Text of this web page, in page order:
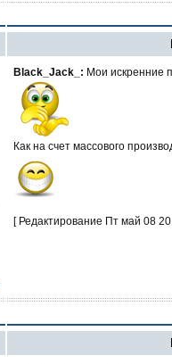
Black_Jack_: Мои искренние
Как на счет массового
[ Редактирование Пт май 08